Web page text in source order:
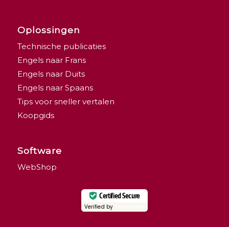
Oplossingen
Technische publicaties
Engels naar Frans
Engels naar Duits
Engels naar Spaans
Tips voor sneller vertalen
Koopgids
Software
WebShop
Certified Secure
Verified by